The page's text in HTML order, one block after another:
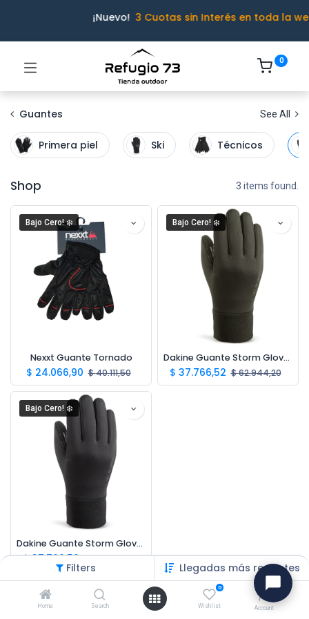
Filters Llegadas más recientes
Home Search
0
Wishlist Account
¡Nuevo! 3 Cuotas sin Interés en toda la
0
Guantes See All
Primera piel Ski Técnicos
Shop 3 items found.
Bajo Cero! ❄️
Nexxt Guante Tornado
$ 24.066,90 $40.111,50
Bajo Cero! ❄️
Dakine Guante Storm Glove Gris H
$ 37.766,52 $62.944,20
Bajo Cero! ❄️
Dakine Guante Storm Glove Black H
$37.766,52 $62.944,20
Ivo · Refugio 73